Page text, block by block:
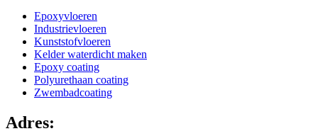
Epoxyvloeren
Industrievloeren
Kunststofvloeren
Kelder waterdicht maken
Epoxy coating
Polyurethaan coating
Zwembadcoating
Adres: